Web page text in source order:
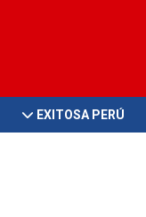
EXITOSA PERÚ